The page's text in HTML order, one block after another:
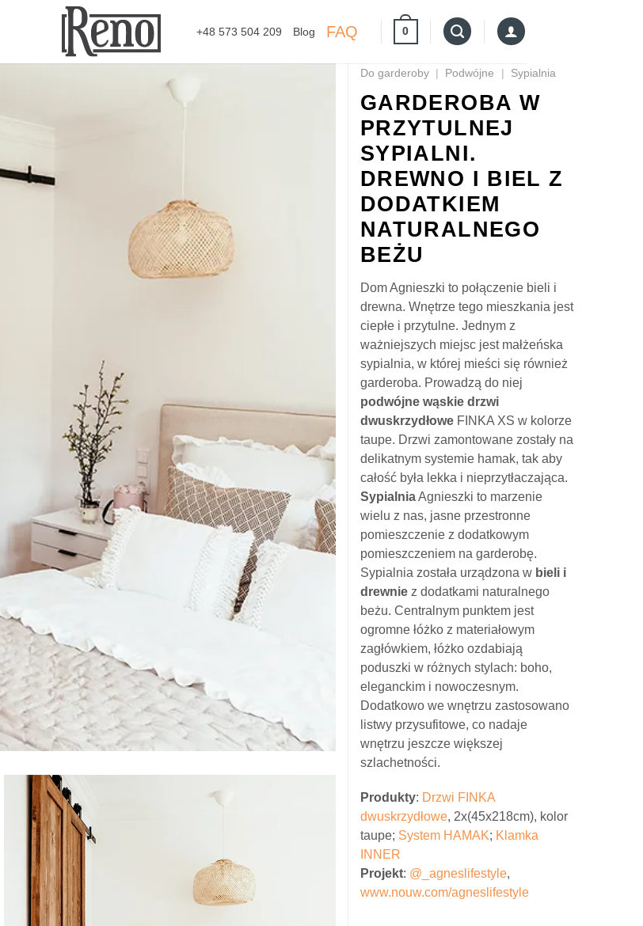
+48 573 504 209 Blog FAQ 0
Do garderoby | Podwójne | Sypialnia
GARDEROBA W
PRZYTULNEJ
SYPIALNI.
DREWNO I BIEL Z
DODATKIEM
NATURALNEGO
BEŻU
Dom Agnieszki to połączenie bieli i
drewna. Wnętrze tego mieszkania jest
ciepłe i przytulne. Jednym z
ważniejszych miejsc jest małżeńska
sypialnia, w której mieści się również
garderoba. Prowadzą do niej
podwójne wąskie drzwi
dwuskrzydłowe FINKA XS w kolorze
taupe. Drzwi zamontowane zostały na
delikatnym systemie hamak, tak aby
całość była lekka i nieprzytłaczająca.
SypialniaAgnieszki to marzenie
wielu z nas, jasne przestronne
pomieszczenie z dodatkowym
pomieszczeniem na garderobę.
Sypialnia została urządzona w bieli i
drewnie z dodatkami naturalnego
beżu. Centralnym punktem jest
ogromne łóżko z materiałowym
zagłówkiem, łóżko ozdabiają
poduszki w różnych stylach: boho,
eleganckim i nowoczesnym.
Dodatkowo we wnętrzu zastosowano
listwy przysufitowe, co nadaje
wnętrzu jeszcze większej
szlachetności.
Produkty: Drzwi FINKA
dwuskrzydłowe, 2x(45x218cm), kolor
taupe; System HAMAK; Klamka
INNER
Projekt: @_agneslifestyle,
www.nouw.com/agneslifestyle